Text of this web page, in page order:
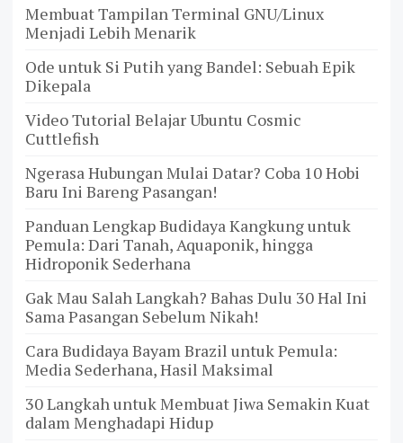
Membuat Tampilan Terminal GNU/Linux
Menjadi Lebih Menarik
Ode untuk Si Putih yang Bandel: Sebuah Epik
Dikepala
Video Tutorial Belajar Ubuntu Cosmic
Cuttlefish
Ngerasa Hubungan Mulai Datar? Coba 10 Hobi
Baru Ini Bareng Pasangan!
Panduan Lengkap Budidaya Kangkung untuk
Pemula: Dari Tanah, Aquaponik, hingga
Hidroponik Sederhana
Gak Mau Salah Langkah? Bahas Dulu 30 Hal Ini
Sama Pasangan Sebelum Nikah!
Cara Budidaya Bayam Brazil untuk Pemula:
Media Sederhana, Hasil Maksimal
30 Langkah untuk Membuat Jiwa Semakin Kuat
dalam Menghadapi Hidup